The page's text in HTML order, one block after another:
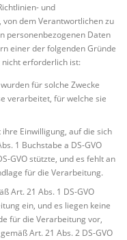
und
dem Verantwortlichen zu
personenbezogenen Daten
einer der folgenden Gründe
erforderlich ist:
für solche Zwecke
verarbeitet, für welche sie
Einwilligung, auf die sich
1 Buchstabe a DS-GVO
GVO stützte, und es fehlt an
für die Verarbeitung.
Art. 21 Abs. 1 DS-GVO
ein, und es liegen keine
für die Verarbeitung vor,
Art. 21 Abs. 2 DS-GVO